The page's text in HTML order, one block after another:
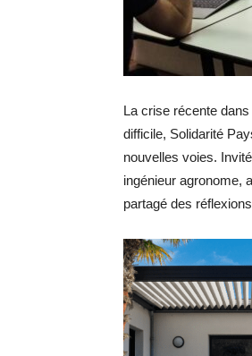
La crise récente
difficile, Solidarité
nouvelles voies.
ingénieur agronome,
partagé des